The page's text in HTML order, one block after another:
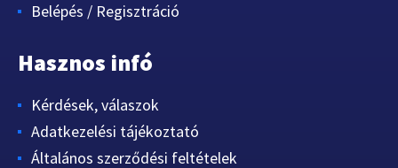
Belépés / Regisztráció
Hasznos infó
Kérdések, válaszok
Adatkezelési tájékoztató
Általános szerződési feltételek